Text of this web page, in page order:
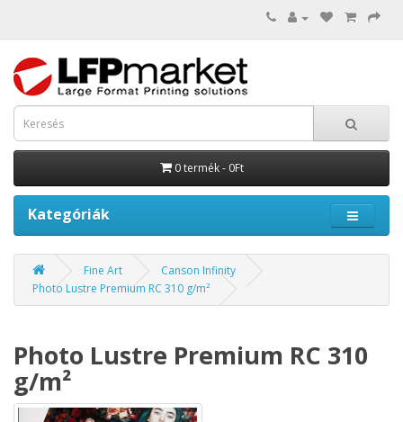
0 termék - 0Ft
Kategóriák
Fine Art
Canson Infinity
Photo Lustre Premium RC 310 g/m²
Photo Lustre Premium RC 310
g/m²